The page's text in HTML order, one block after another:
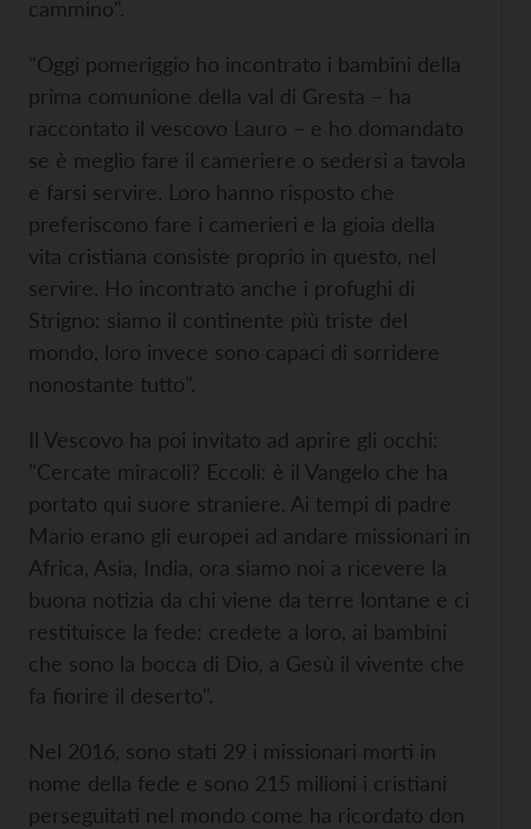
cammino".
"Oggi pomeriggio ho incontrato i bambini della
prima comunione della val di Gresta – ha
raccontato il vescovo Lauro – e ho domandato
se è meglio fare il cameriere o sedersi a tavola
e farsi servire. Loro hanno risposto che
preferiscono fare i camerieri e la gioia della
vita cristiana consiste proprio in questo, nel
servire. Ho incontrato anche i profughi di
Strigno: siamo il continente più triste del
mondo, loro invece sono capaci di sorridere
nonostante tutto".
Il Vescovo ha poi invitato ad aprire gli occhi:
"Cercate miracoli? Eccoli: è il Vangelo che ha
portato qui suore straniere. Ai tempi di padre
Mario erano gli europei ad andare missionari in
Africa, Asia, India, ora siamo noi a ricevere la
buona notizia da chi viene da terre lontane e ci
restituisce la fede: credete a loro, ai bambini
che sono la bocca di Dio, a Gesù il vivente che
fa fiorire il deserto".
Nel 2016, sono stati 29 i missionari morti in
nome della fede e sono 215 milioni i cristiani
perseguitati nel mondo come ha ricordato don